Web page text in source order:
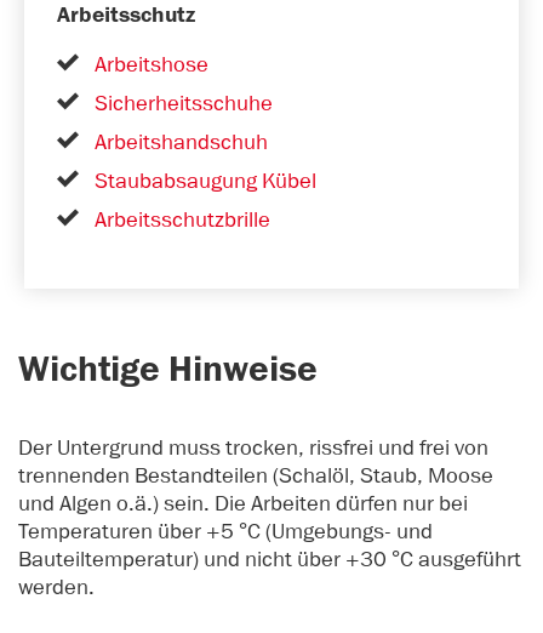
Arbeitsschutz
Arbeitshose
Sicherheitsschuhe
Arbeitshandschuh
Staubabsaugung Kübel
Arbeitsschutzbrille
Wichtige Hinweise
Der Untergrund muss trocken, rissfrei und frei von
trennenden Bestandteilen (Schalöl, Staub, Moose
und Algen o.ä.) sein. Die Arbeiten dürfen nur bei
Temperaturen über +5 °C (Umgebungs- und
Bauteiltemperatur) und nicht über +30 °C ausgeführt
werden.